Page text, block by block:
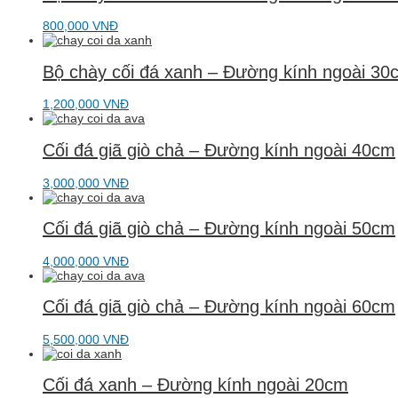
800,000 VNĐ
Bộ chày cối đá xanh – Đường kính ngoài
1,200,000 VNĐ
Cối đá giã giò chả – Đường kính ngoài 40cm
3,000,000 VNĐ
Cối đá giã giò chả – Đường kính ngoài 50cm
4,000,000 VNĐ
Cối đá giã giò chả – Đường kính ngoài 60cm
5,500,000 VNĐ
Cối đá xanh – Đường kính ngoài 20cm